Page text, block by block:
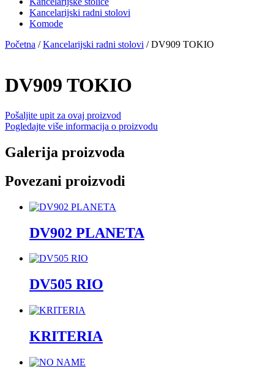
Kancelarijski radni stolovi
Komode
Početna /Kancelarijski radni stolovi / DV909 TOKIO
DV909 TOKIO
Pošaljite upit za ovaj proizvod
Pogledajte više informacija o proizvodu
Galerija proizvoda
Povezani proizvodi
DV902 PLANETA
DV505 RIO
KRITERIA